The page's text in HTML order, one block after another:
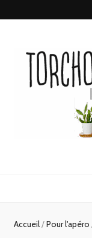
Accueil/Pour l'apéro